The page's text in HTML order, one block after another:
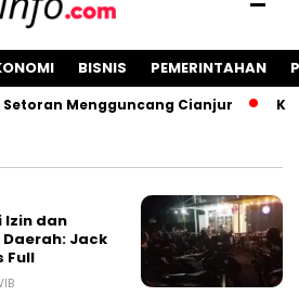
BISNIS PEMERINTAHAN
Mengguncang Cianjur
Izin dan
Jack
Full